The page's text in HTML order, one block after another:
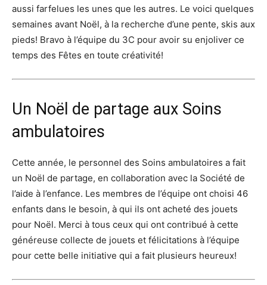
aussi farfelues les unes que les autres. Le voici quelques
semaines avant Noël, à la recherche d’une pente, skis aux
pieds! Bravo à l’équipe du 3C pour avoir su enjoliver ce
temps des Fêtes en toute créativité!
Un Noël de partage aux Soins
ambulatoires
Cette année, le personnel des Soins ambulatoires a fait
un Noël de partage, en collaboration avec la Société de
l’aide à l’enfance. Les membres de l’équipe ont choisi 46
enfants dans le besoin, à qui ils ont acheté des jouets
pour Noël. Merci à tous ceux qui ont contribué à cette
généreuse collecte de jouets et félicitations à l’équipe
pour cette belle initiative qui a fait plusieurs heureux!